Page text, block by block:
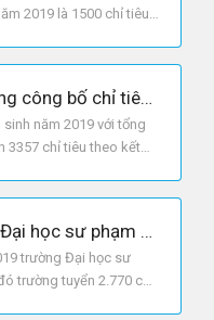
2019 là 1500 chỉ tiêu,
Trường Học Viện Ngân Hàng công bố chỉ tiêu tuyển sinh năm 2019
năm 2019 với tổng
3357 chỉ tiêu theo kết
Chỉ tiêu tuyển sinh trường Đại học sư phạm Hà Nội năm 2019
trường Đại học sư
trường tuyển 2.770 chỉ